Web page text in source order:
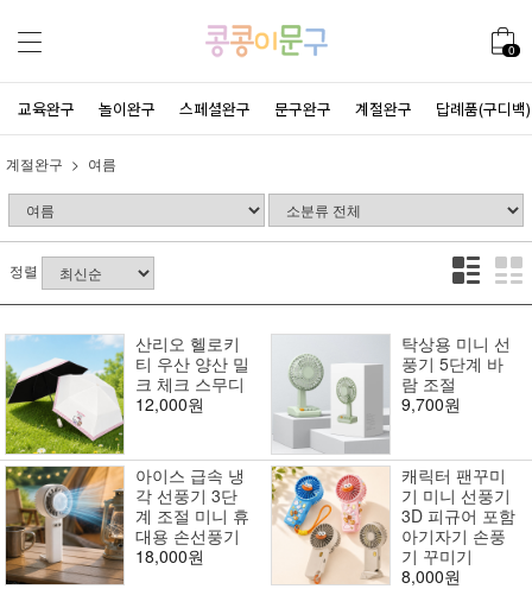
0
교육완구 놀이완구 스페셜완구 문구완구 계절완구 답례품(구디백)
계절완구 여름
정렬
산리오 헬로키
티 우산 양산 밀
크 체크 스무디
12,000원
탁상용 미니 선
풍기 5단계 바
람 조절
9,700원
아이스 급속 냉
각 선풍기 3단
계 조절 미니 휴
대용 손선풍기
18,000원
캐릭터 팬꾸미
기 미니 선풍기
3D 피규어 포함
아기자기 손풍
기 꾸미기
8,000원